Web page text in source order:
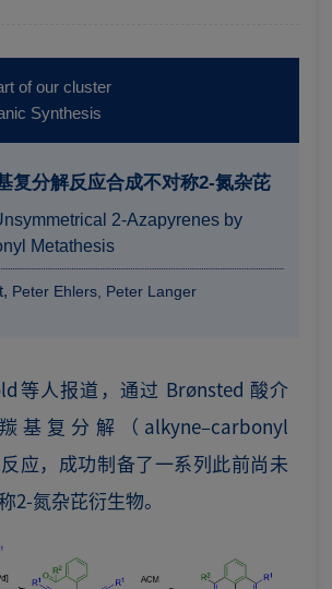
of our cluster
Synthesis
复分解反应合成不对称2-氮杂芘
2-Azapyrenes by
Metathesis
Peter Ehlers, Peter Langer
等人报道，通过 Brønsted 酸介
基复分解（alkyne–carbonyl
应，成功制备了一系列此前尚未
2-氮杂芘衍生物。